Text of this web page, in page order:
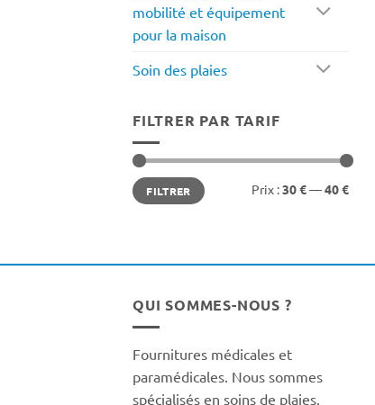
mobilité et équipement
pour la maison
Soin des plaies
FILTRER PAR TARIF
Prix
min
Prix
maxFILTRER Prix :30 €—40 €
QUI SOMMES-NOUS ?
Fournitures médicales et
paramédicales. Nous sommes
spécialisés en soins de plaies,